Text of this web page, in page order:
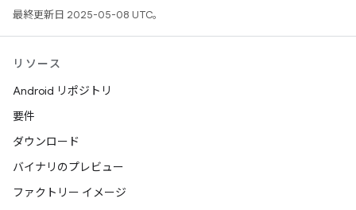
最終更新日 2025-05-08 UTC。
リソース
Android リポジトリ
要件
ダウンロード
バイナリのプレビュー
ファクトリー イメージ